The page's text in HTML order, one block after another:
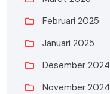
Februari 2025
Januari 2025
Desember 2024
November 2024